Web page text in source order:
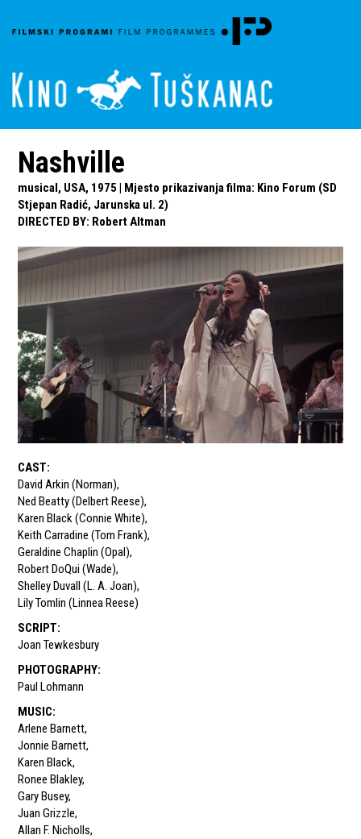
Nashville
musical, USA, 1975 | Mjesto prikazivanja filma: Kino Forum (SD
Stjepan Radić, Jarunska ul. 2)
DIRECTED BY: Robert Altman
CAST:
David Arkin (Norman),
Ned Beatty (Delbert Reese),
Karen Black (Connie White),
Keith Carradine (Tom Frank),
Geraldine Chaplin (Opal),
Robert DoQui (Wade),
Shelley Duvall (L. A. Joan),
Lily Tomlin (Linnea Reese)
SCRIPT:
Joan Tewkesbury
PHOTOGRAPHY:
Paul Lohmann
MUSIC:
Arlene Barnett,
Jonnie Barnett,
Karen Black,
Ronee Blakley,
Gary Busey,
Juan Grizzle,
Allan F. Nicholls,